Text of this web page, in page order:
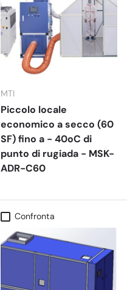
MTI
Piccolo locale
economico a secco (60
SF) fino a - 40oC di
punto di rugiada - MSK-
ADR-C60
Confronta